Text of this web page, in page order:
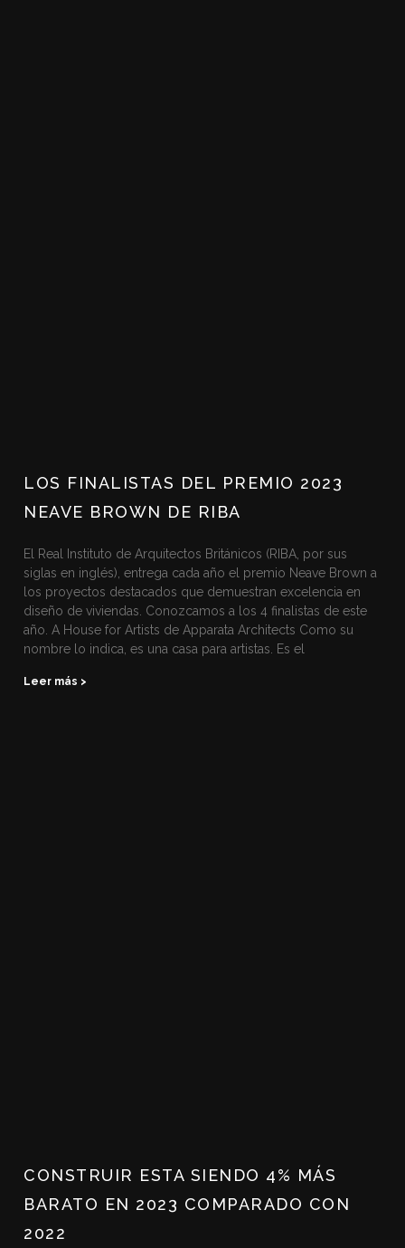
LOS FINALISTAS DEL PREMIO 2023
NEAVE BROWN DE RIBA
El Real Instituto de Arquitectos Británicos (RIBA, por sus
siglas en inglés), entrega cada año el premio Neave Brown a
los proyectos destacados que demuestran excelencia en
diseño de viviendas. Conozcamos a los 4 finalistas de este
año. A House for Artists de Apparata Architects Como su
nombre lo indica, es una casa para artistas. Es el
Leer más >
CONSTRUIR ESTA SIENDO 4% MÁS
BARATO EN 2023 COMPARADO CON
2022